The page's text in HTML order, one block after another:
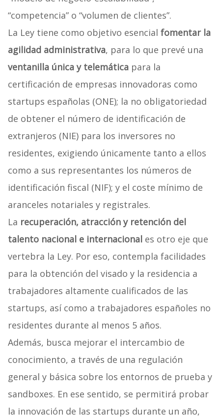
“competencia” o “volumen de clientes”.
La Ley tiene como objetivo esencial fomentar la
agilidad administrativa, para lo que prevé una
ventanilla única y telemática para la
certificación de empresas innovadoras como
startups españolas (ONE); la no obligatoriedad
de obtener el número de identificación de
extranjeros (NIE) para los inversores no
residentes, exigiendo únicamente tanto a ellos
como a sus representantes los números de
identificación fiscal (NIF); y el coste mínimo de
aranceles notariales y registrales.
La recuperación, atracción y retención del
talento nacional e internacional es otro eje que
vertebra la Ley. Por eso, contempla facilidades
para la obtención del visado y la residencia a
trabajadores altamente cualificados de las
startups, así como a trabajadores españoles no
residentes durante al menos 5 años.
Además, busca mejorar el intercambio de
conocimiento, a través de una regulación
general y básica sobre los entornos de prueba y
sandboxes. En ese sentido, se permitirá probar
la innovación de las startups durante un año,